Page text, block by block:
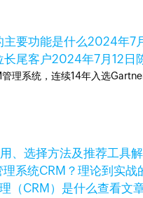
主要功能是什么2024年7
长尾客户2024年7月12日
理系统，连续14年入选
查看文